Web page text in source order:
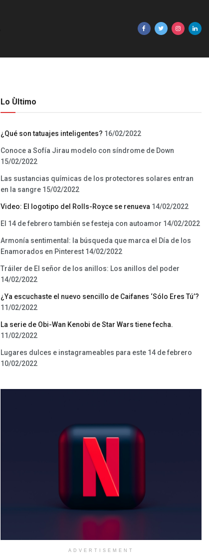
Lo Ùltimo
¿Qué son tatuajes inteligentes? 16/02/2022
Conoce a Sofía Jirau modelo con síndrome de Down
15/02/2022
Las sustancias químicas de los protectores solares entran
en la sangre 15/02/2022
Video: El logotipo del Rolls-Royce se renueva 14/02/2022
El 14 de febrero también se festeja con autoamor 14/02/2022
Armonía sentimental: la búsqueda que marca el Día de los
Enamorados en Pinterest 14/02/2022
Tráiler de El señor de los anillos: Los anillos del poder
14/02/2022
¿Ya escuchaste el nuevo sencillo de Caifanes ‘Sólo Eres Tú’?
11/02/2022
La serie de Obi-Wan Kenobi de Star Wars tiene fecha.
11/02/2022
Lugares dulces e instagrameables para este 14 de febrero
10/02/2022
ADVERTISEMENT